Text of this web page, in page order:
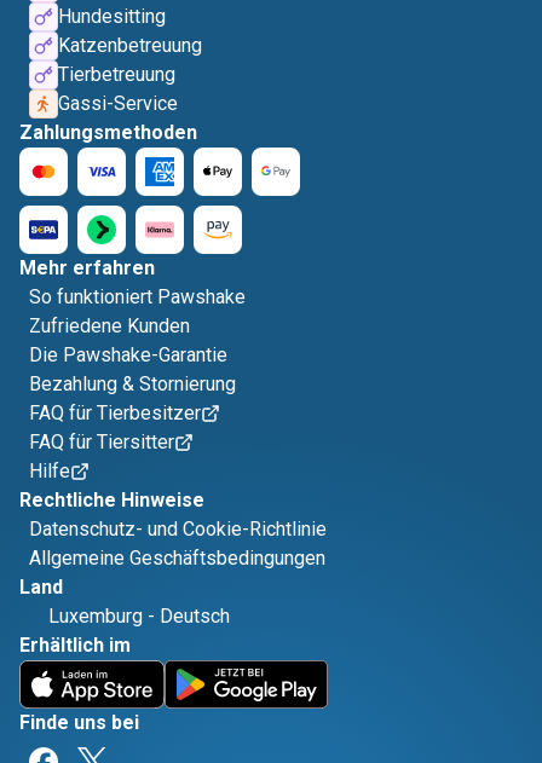
Hundesitting
Katzenbetreuung
Tierbetreuung
Gassi-Service
Zahlungsmethoden
Mehr erfahren
So funktioniert Pawshake
Zufriedene Kunden
Die Pawshake-Garantie
Bezahlung & Stornierung
FAQ für Tierbesitzer
FAQ für Tiersitter
Hilfe
Rechtliche Hinweise
Datenschutz- und Cookie-Richtlinie
Allgemeine Geschäftsbedingungen
Land
Luxemburg - Deutsch
Erhältlich im
Finde uns bei